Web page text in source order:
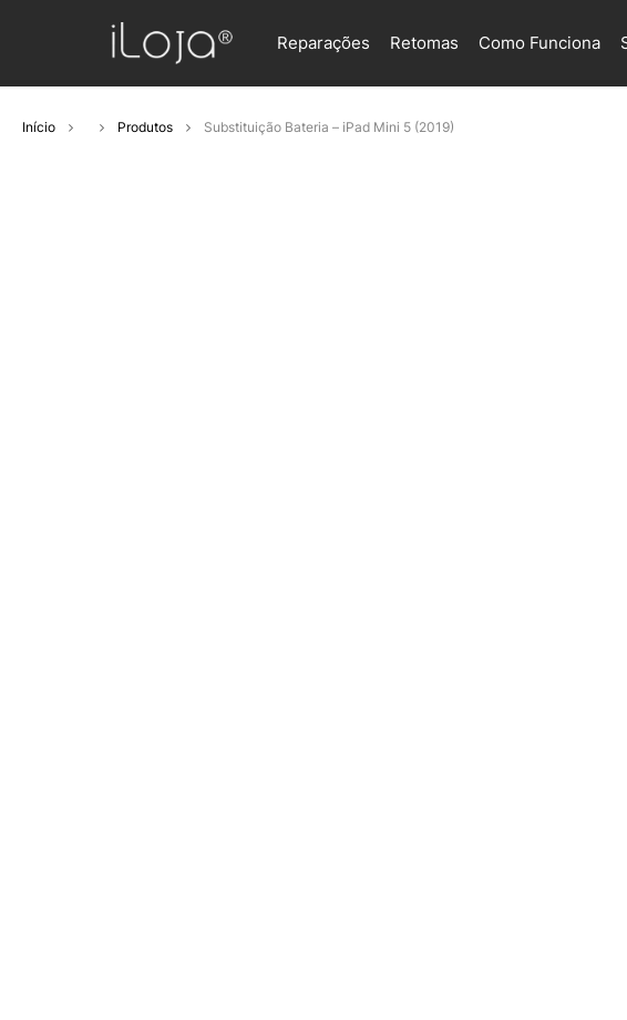
Reparações Retomas Como Funciona
Início Produtos Substituição Bateria – iPad Mini 5 (2019)